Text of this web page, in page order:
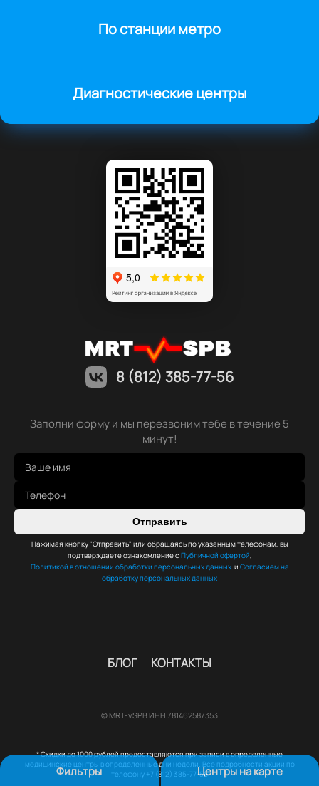
Фильтры Центры на карте
По станции метро
Диагностические центры
8 (812) 385-77-56
Заполни форму и мы перезвоним тебе в течение 5
минут!
Отправить
Нажимая кнопку "Отправить" или обращаясь по указанным телефонам, вы
подтверждаете ознакомление с Публичной офертой,
Политикой в отношении обработки персональных данных и Согласием на
обработку персональных данных
БЛОГ КОНТАКТЫ
© MRT-vSPB ИНН 781462587353
* Скидки до 1000 рублей предоставляются при записи в определенные
медицинские центры в определенные дни недели. Все подробности акции по
телефону +7 (812) 385-77-56